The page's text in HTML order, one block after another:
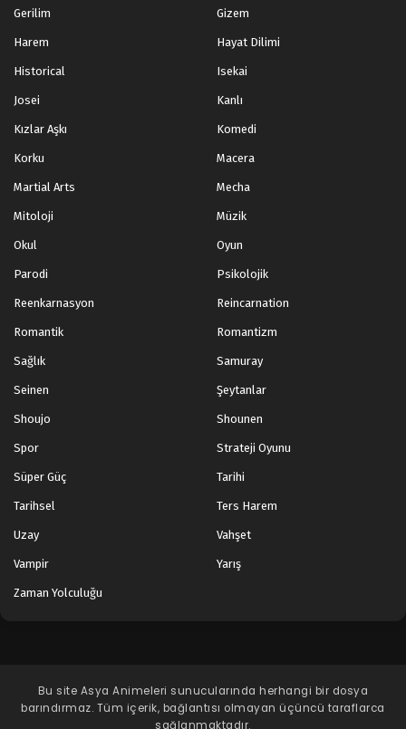
Gerilim Gizem
Harem Hayat Dilimi
Historical Isekai
Josei Kanlı
Kızlar Aşkı Komedi
Korku Macera
Martial Arts Mecha
Mitoloji Müzik
Okul Oyun
Parodi Psikolojik
Reenkarnasyon Reincarnation
Romantik Romantizm
Sağlık Samuray
Seinen Şeytanlar
Shoujo Shounen
Spor Strateji Oyunu
Süper Güç Tarihi
Tarihsel Ters Harem
Uzay Vahşet
Vampir Yarış
Zaman Yolculuğu
Bu site Asya Animeleri sunucularında herhangi bir dosya
barındırmaz. Tüm içerik, bağlantısı olmayan üçüncü taraflarca
sağlanmaktadır.